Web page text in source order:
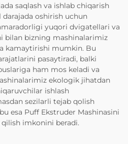
saqlash va ishlab chiqarish
oshirish uchun
yuqori dvigatellari va
bilan bizning mashinalarimiz
kamaytirishi mumkin. Bu
pasaytiradi, balki
ham mos keladi va
ekologik jihatdan
ishlash
sezilarli tejab qolish
esa Puff Ekstruder Mashinasini
imkonini beradi.